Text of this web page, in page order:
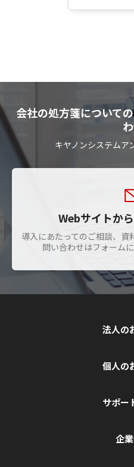
会社の処方箋について
キヤノンシステムア
Webサイトか
導入にあたってのご相談、
問い合わせはフォーム
法人の
個人の
サポー
企